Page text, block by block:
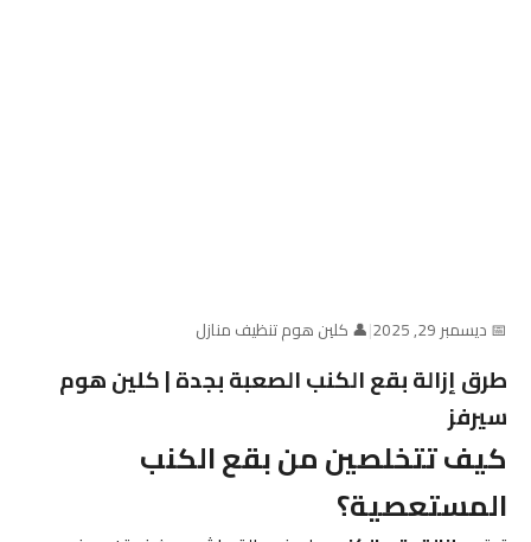
📅 ديسمبر 29, 2025 |👤 كلين هوم تنظيف منازل
طرق إزالة بقع الكنب الصعبة بجدة | كلين هوم
سيرفز
كيف تتخلصين من بقع الكنب
المستعصية؟